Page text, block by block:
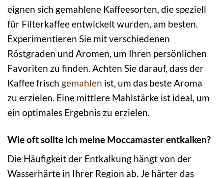
eignen sich gemahlene Kaffeesorten, die speziell
für Filterkaffee entwickelt wurden, am besten.
Experimentieren Sie mit verschiedenen
Röstgraden und Aromen, um Ihren persönlichen
Favoriten zu finden. Achten Sie darauf, dass der
Kaffee frisch gemahlen ist, um das beste Aroma
zu erzielen. Eine mittlere Mahlstärke ist ideal, um
ein optimales Ergebnis zu erzielen.
Wie oft sollte ich meine Moccamaster entkalken?
Die Häufigkeit der Entkalkung hängt von der
Wasserhärte in Ihrer Region ab. Je härter das